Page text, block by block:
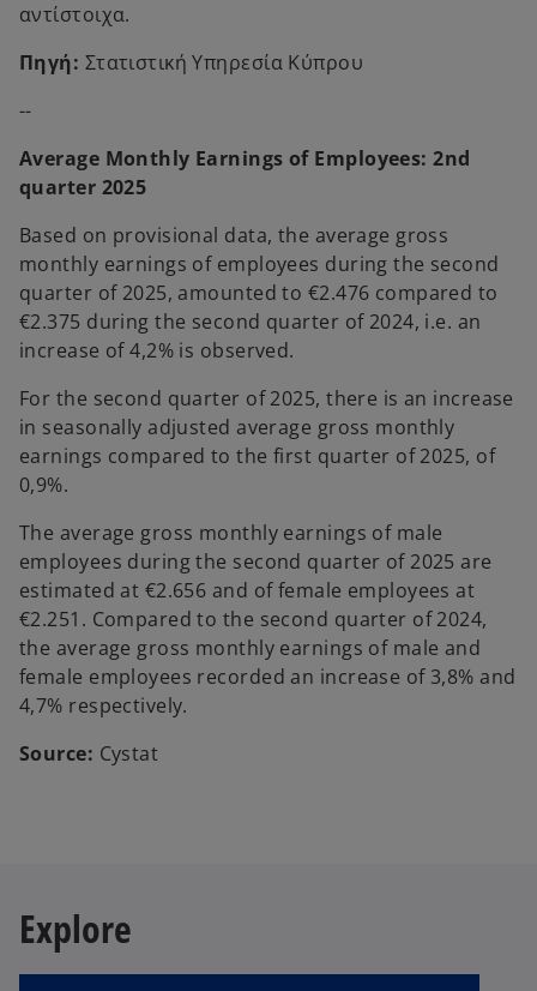
αντίστοιχα.
Πηγή: Στατιστική Υπηρεσία Κύπρου
--
Average Monthly Earnings of Employees: 2nd
quarter 2025
Based on provisional data, the average gross
monthly earnings of employees during the second
quarter of 2025, amounted to €2.476 compared to
€2.375 during the second quarter of 2024, i.e. an
increase of 4,2% is observed.
For the second quarter of 2025, there is an increase
in seasonally adjusted average gross monthly
earnings compared to the first quarter of 2025, of
0,9%.
The average gross monthly earnings of male
employees during the second quarter of 2025 are
estimated at €2.656 and of female employees at
€2.251. Compared to the second quarter of 2024,
the average gross monthly earnings of male and
female employees recorded an increase of 3,8% and
4,7% respectively.
Source: Cystat
Explore